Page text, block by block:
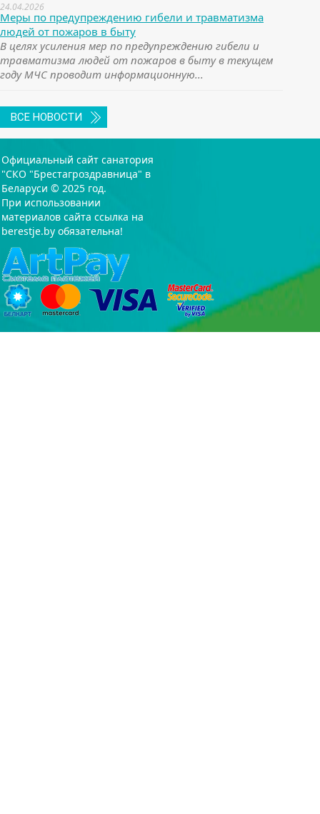
24.04.2026
Меры по предупреждению гибели и травматизма
людей от пожаров в быту
В целях усиления мер по предупреждению гибели и
травматизма людей от пожаров в быту в текущем
году МЧС проводит информационную...
ВСЕ НОВОСТИ
Официальный сайт санатория
"СКО "Брестагроздравница" в
Беларуси © 2025 год.
При использовании
материалов сайта ссылка на
berestje.by обязательна!